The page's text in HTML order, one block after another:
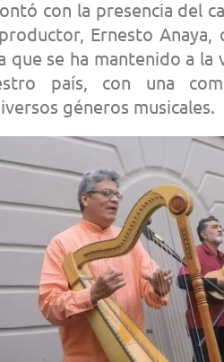
con la presencia del
Ernesto
que se ha mantenido a
país, con una
géneros musicales.